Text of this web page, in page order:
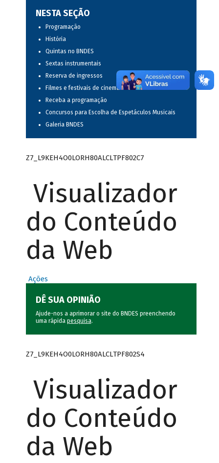
NESTA SEÇÃO
Programação
História
Quintas no BNDES
Sextas instrumentais
Reserva de ingressos
Filmes e festivais de cinema
Receba a programação
Concursos para Escolha de Espetáculos Musicais
Galeria BNDES
Z7_L9KEH4O0LORH80ALCLTPF802C7
Visualizador
do Conteúdo
da Web
Ações
DÊ SUA OPINIÃO
Ajude-nos a aprimorar o site do BNDES preenchendo
uma rápida pesquisa.
Z7_L9KEH4O0LORH80ALCLTPF802S4
Visualizador
do Conteúdo
da Web